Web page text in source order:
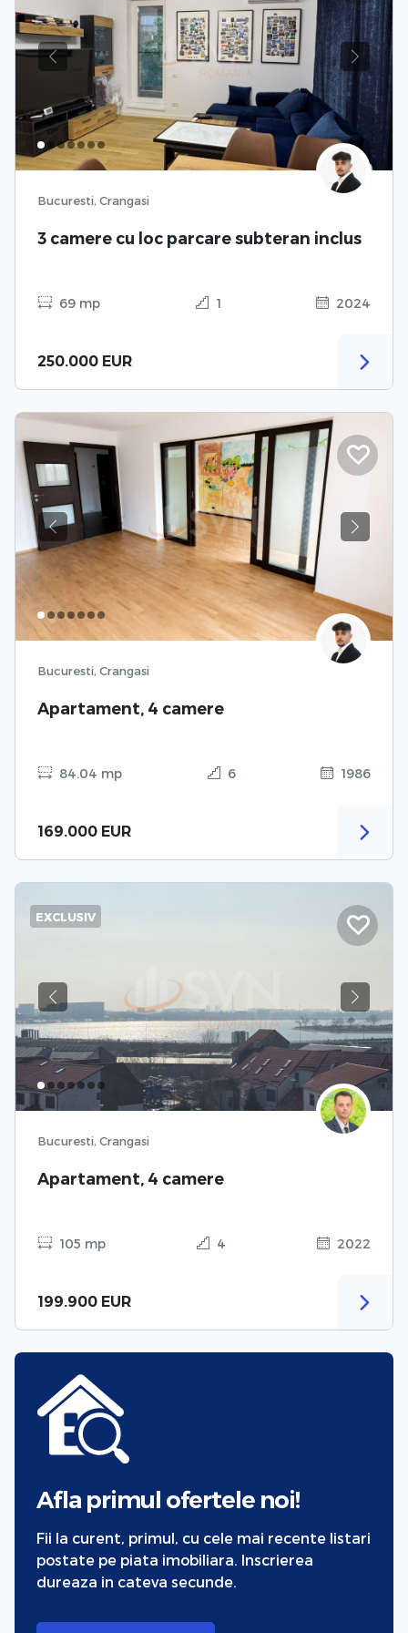
Previous Next
Bucuresti, Crangasi
3 camere cu loc parcare subteran inclus
69 mp 1 2024
250.000 EUR
Previous Next
Bucuresti, Crangasi
Apartament, 4 camere
84.04 mp 6 1986
169.000 EUR
Previous Next
EXCLUSIV
Bucuresti, Crangasi
Apartament, 4 camere
105 mp 4 2022
199.900 EUR
Afla primul ofertele noi!
Fii la curent, primul, cu cele mai recente listari
postate pe piata imobiliara. Inscrierea
dureaza in cateva secunde.